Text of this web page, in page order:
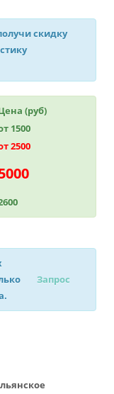
скидку
(руб)
1500
2500
Запрос